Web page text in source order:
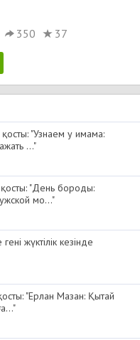
350 37
"Узнаем у имама:
..."
"День бороды:
мо..."
жүктілік кезінде
"Ерлан Мазан: Қытай